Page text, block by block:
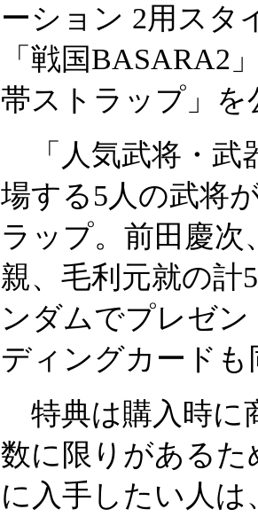
ーション 2用スタ
「戦国BASARA2
帯ストラップ」を
「人気武将・武
場する5人の武将
ラップ。前田慶次
親、毛利元就の計
ンダムでプレゼ
ディングカード
特典は購入時に
数に限りがあるた
に入手したい人